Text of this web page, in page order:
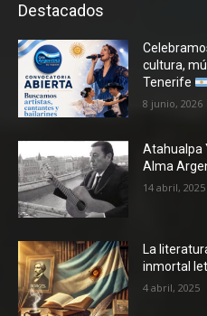
Destacados
cultura,
Tenerife
8 junio, 2026
Atahualpa
Alma
14 abril, 2025
La
inmortal
4 abril, 2025